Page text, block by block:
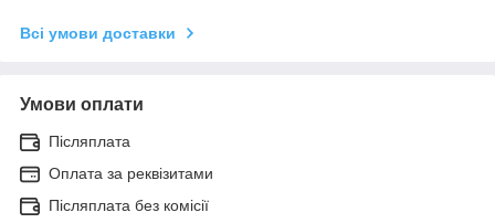
Всі умови доставки
Умови оплати
Післяплата
Оплата за реквізитами
Післяплата без комісії